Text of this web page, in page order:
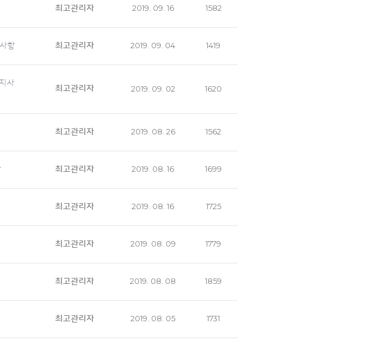
최고관리자 2019. 09. 16 1582
항 최고관리자 2019. 09. 04 1419
사
최고관리자 2019. 09. 02 1620
최고관리자 2019. 08. 26 1562
최고관리자 2019. 08. 16 1699
최고관리자 2019. 08. 16 1725
최고관리자 2019. 08. 09 1779
최고관리자 2019. 08. 08 1859
최고관리자 2019. 08. 05 1731